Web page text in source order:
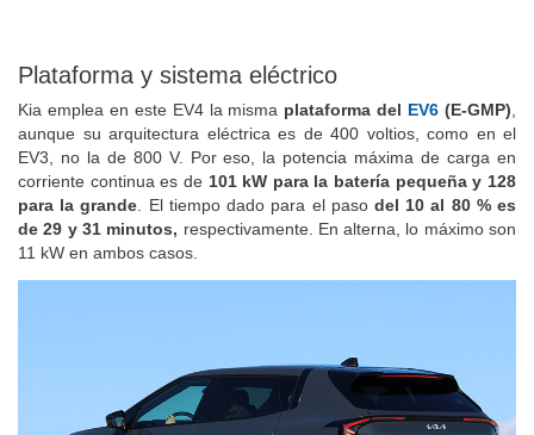
Plataforma y sistema eléctrico
Kia emplea en este EV4 la mismaplataforma delEV6(E-GMP),
aunque su arquitectura eléctrica es de 400 voltios, como en el
EV3, no la de 800 V. Por eso, la potencia máxima de carga en
corriente continua es de101 kW para la batería pequeña y 128
para la grande. El tiempo dado para el pasodel 10 al 80 % es
de 29 y 31 minutos,respectivamente. En alterna, lo máximo son